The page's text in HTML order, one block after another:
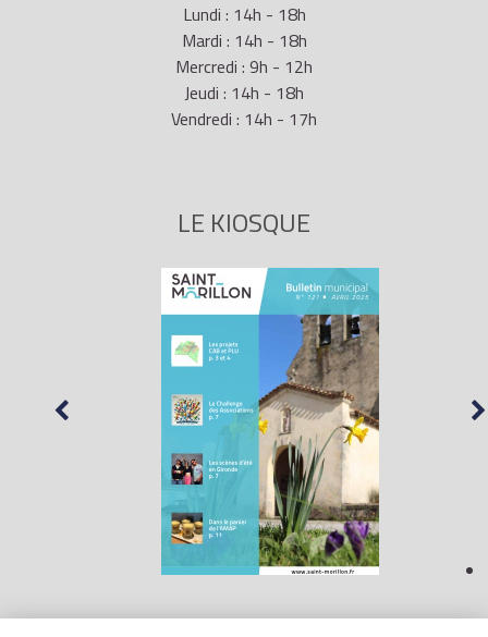
Lundi : 14h - 18h
Mardi : 14h - 18h
Mercredi : 9h - 12h
Jeudi : 14h - 18h
Vendredi : 14h - 17h
LE KIOSQUE